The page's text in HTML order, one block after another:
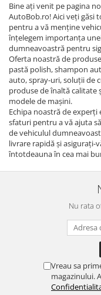
Bine ați venit pe pagina
AutoBob.ro! Aici veți găsi
pentru a vă menține
înțelegem importanța
dumneavoastră pentru
Oferta noastră de
pastă polish, shampon
auto, spray-uri, soluții de
produse de înaltă calitate
modele de mașini.
Echipa noastră de
sfaturi pentru a vă ajuta
de vehiculul
livrare rapidă și asigurați-
întotdeauna în cea mai
Nu rata
Vreau sa
magazinului.